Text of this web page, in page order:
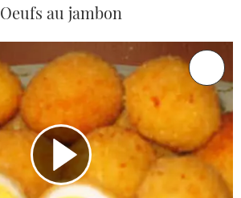
Oeufs au jambon